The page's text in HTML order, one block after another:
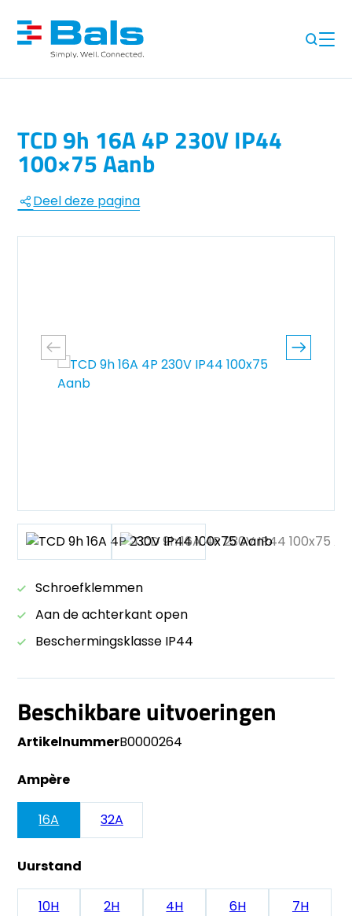
TCD 9h 16A 4P 230V IP44
100×75 Aanb
Deel deze pagina
Schroefklemmen
Aan de achterkant open
Beschermingsklasse IP44
Beschikbare uitvoeringen
ArtikelnummerB0000264
Ampère
16A 32A
Uurstand
10H 2H 4H 6H
7H